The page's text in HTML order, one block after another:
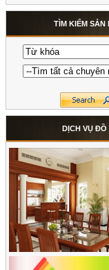
TÌM KIẾM SẢN
DỊCH VỤ ĐỒ